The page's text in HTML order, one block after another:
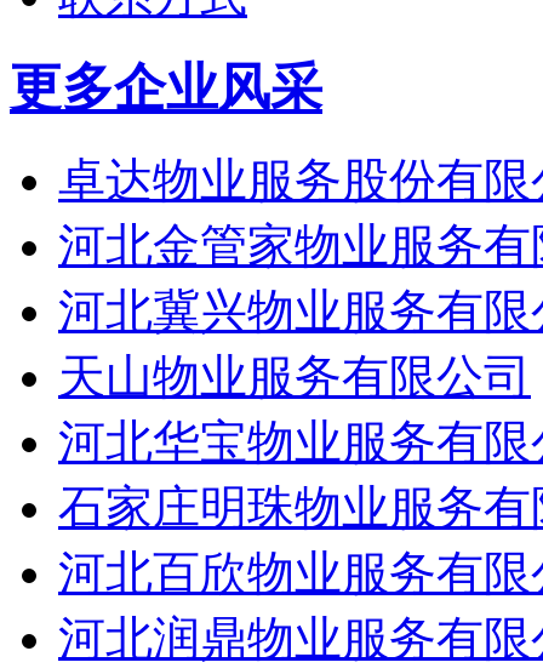
更多企业风采
卓达物业服务股份有限
河北金管家物业服务
河北冀兴物业服务有限
天山物业服务有限公司
河北华宝物业服务有限
石家庄明珠物业服务
河北百欣物业服务有限
河北润鼎物业服务有限